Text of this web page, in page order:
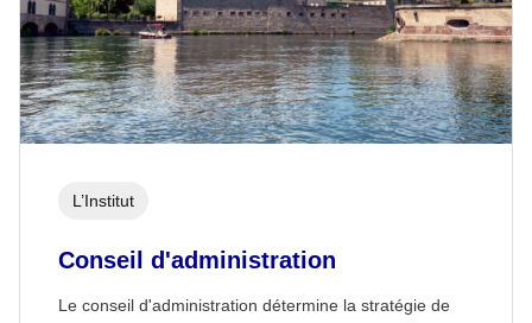
Conseil d'administration
Le conseil d'administration détermine la stratégie de
L’Institut